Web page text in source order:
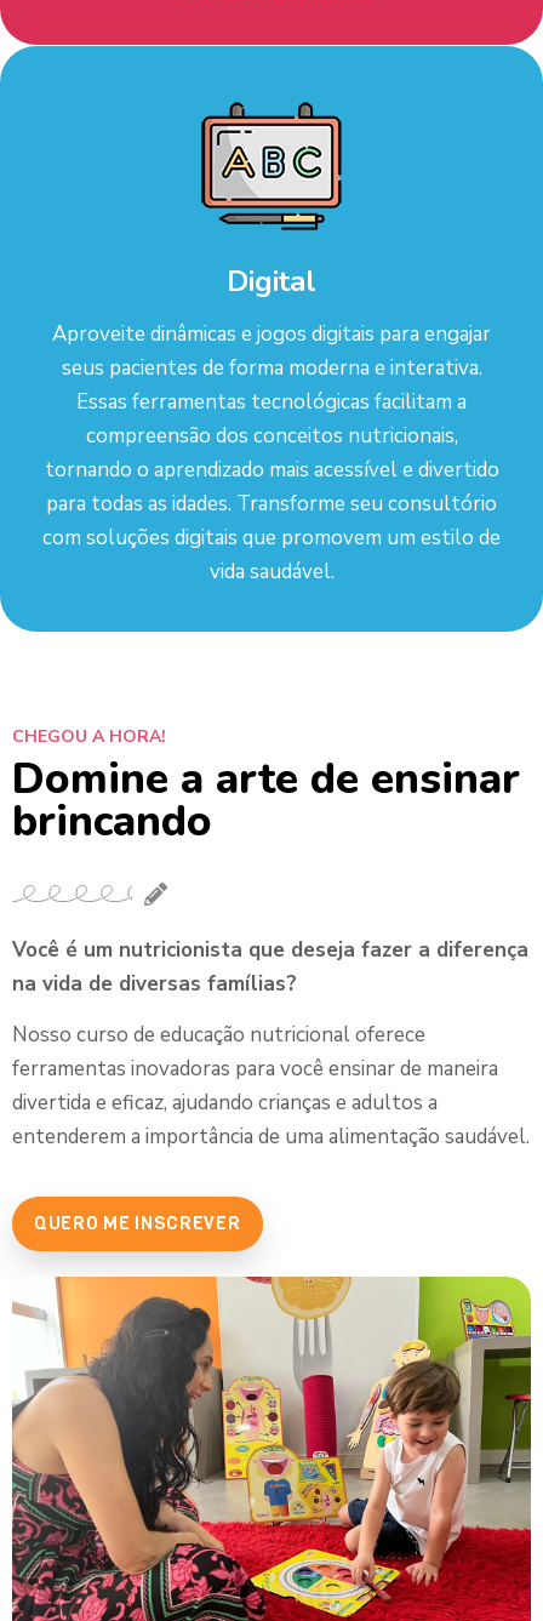
Digital
Aproveite dinâmicas e jogos digitais para engajar
seus pacientes de forma moderna e interativa.
Essas ferramentas tecnológicas facilitam a
compreensão dos conceitos nutricionais,
tornando o aprendizado mais acessível e divertido
para todas as idades. Transforme seu consultório
com soluções digitais que promovem um estilo de
vida saudável.
CHEGOU A HORA!
Domine a arte de ensinar
brincando
Você é um nutricionista que deseja fazer a diferença
na vida de diversas famílias?
Nosso curso de educação nutricional oferece
ferramentas inovadoras para você ensinar de maneira
divertida e eficaz, ajudando crianças e adultos a
entenderem a importância de uma alimentação saudável.
QUERO ME INSCREVER